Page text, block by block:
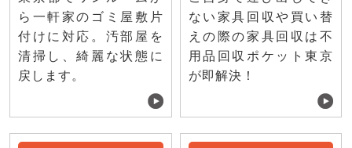
ら一軒家のゴミ屋敷片
付けに対応。汚部屋を
清掃し、綺麗な状態に
戻します。
ない家具回収や買い替
えの際の家具回収は不
用品回収ポケット東京
が即解決！